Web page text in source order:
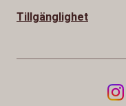
Tillgänglighet